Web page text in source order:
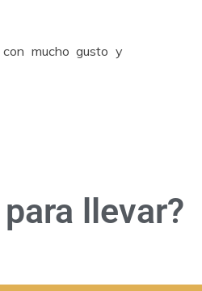
mucho gusto y
llevar?